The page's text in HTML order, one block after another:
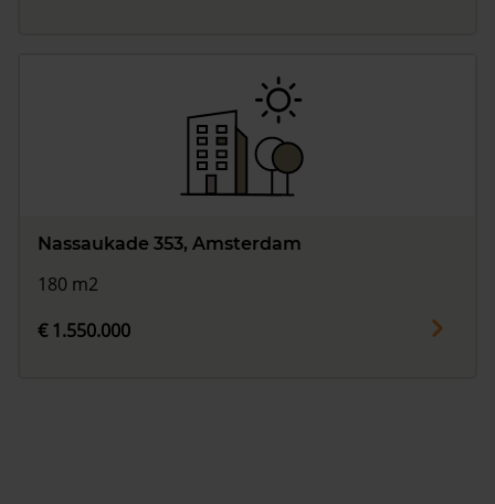
Nassaukade 353, Amsterdam
180 m2
€ 1.550.000